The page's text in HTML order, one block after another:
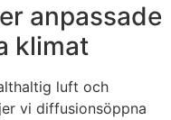
anpassade
klimat
luft och
vi diffusionsöppna